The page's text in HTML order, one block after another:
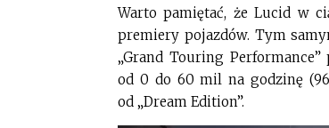
Warto pamiętać, że Lucid w
premiery pojazdów. Tym
„Grand Touring
od 0 do 60 mil na godzinę
od „Dream Edition”.